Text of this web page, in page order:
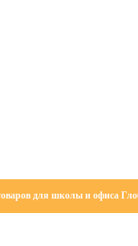
для школы и офиса